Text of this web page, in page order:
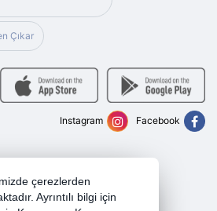
Çıkar
- Tüm hakları saklıdır.
Facebook
Instagram
çerezlerden
Ayrıntılı bilgi için